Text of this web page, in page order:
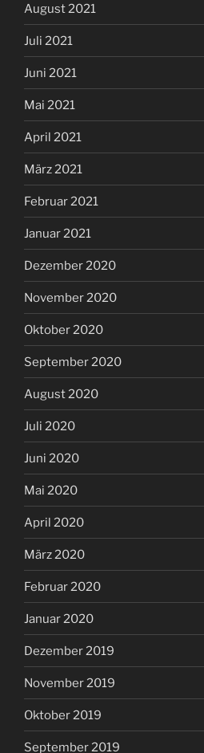
August 2021
Juli 2021
Juni 2021
Mai 2021
April 2021
März 2021
Februar 2021
Januar 2021
Dezember 2020
November 2020
Oktober 2020
September 2020
August 2020
Juli 2020
Juni 2020
Mai 2020
April 2020
März 2020
Februar 2020
Januar 2020
Dezember 2019
November 2019
Oktober 2019
September 2019